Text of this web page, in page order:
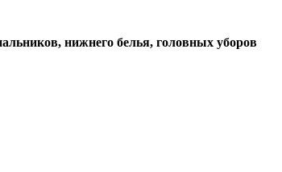
нижнего белья, головных уборов